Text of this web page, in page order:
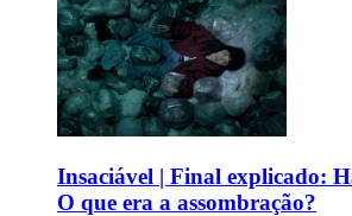
Insaciável | Final explicado:
O que era a assombração?